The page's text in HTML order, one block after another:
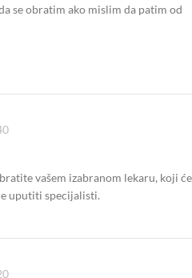
se obratim ako mislim da patim od
vašem izabranom lekaru, koji će
uputiti specijalisti.